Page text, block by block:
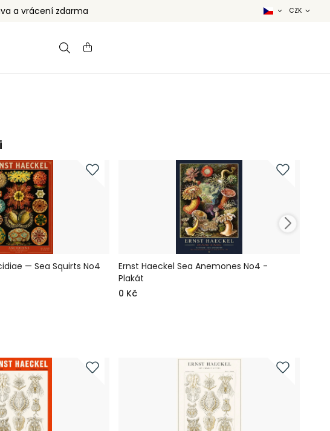
a vrácení zdarma
— Sea Squirts No4
Ernst Haeckel Sea Anemones No4 -
Plakát
0 Kč